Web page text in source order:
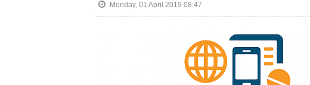
Monday, 01 April 2019 08:47